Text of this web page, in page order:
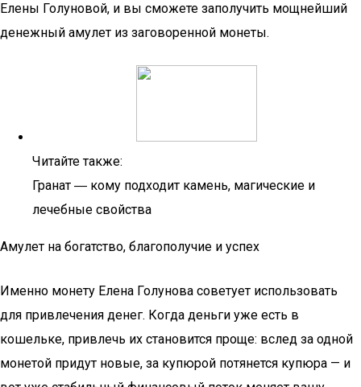
Елены Голуновой, и вы сможете заполучить мощнейший
денежный амулет из заговоренной монеты.
Читайте также:
Гранат ― кому подходит камень, магические и
лечебные свойства
Амулет на богатство, благополучие и успех
Именно монету Елена Голунова советует использовать
для привлечения денег. Когда деньги уже есть в
кошельке, привлечь их становится проще: вслед за одной
монетой придут новые, за купюрой потянется купюра — и